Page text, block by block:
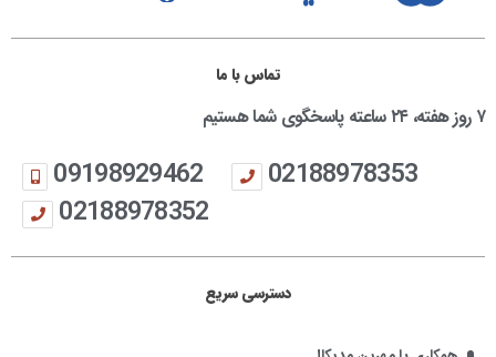
تماس با ما
۷ روز هفته، ۲۴ ساعته پاسخگوی شما هستیم
09198929462
02188978353
02188978352
دسترسی سریع